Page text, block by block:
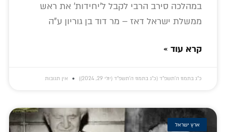
במהלכה סירב הרבי לקבל ל'יחידות' את ראש
ממשלת ישראל דאז – מר דוד בן גוריון ע"ה
קרא עוד »
כ״ג בתמוז ה׳תשפ״ד (כ״ג בתמוז ה׳תשפ״ד (יולי 29, 2024)) אין תגובות
ארץ ישראל